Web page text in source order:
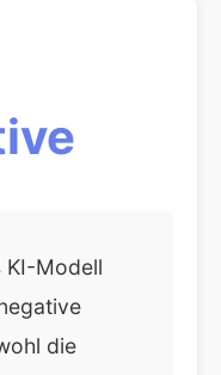
KI-Modell
die